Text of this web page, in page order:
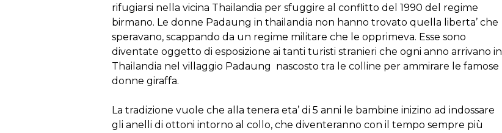
rifugiarsi nella vicina Thailandia per sfuggire al conflitto del 1990 del regime
birmano. Le donne Padaung in thailandia non hanno trovato quella liberta’ che
speravano, scappando da un regime militare che le opprimeva. Esse sono
diventate oggetto di esposizione ai tanti turisti stranieri che ogni anno arrivano in
Thailandia nel villaggio Padaung nascosto tra le colline per ammirare le famose
donne giraffa.
La tradizione vuole che alla tenera eta’ di 5 anni le bambine inizino ad indossare
gli anelli di ottoni intorno al collo, che diventeranno con il tempo sempre più